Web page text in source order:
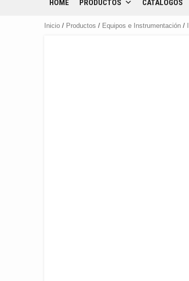
HOME PRODUCTOS CATÁLOGOS
Inicio / Productos / Equipos e Instrumentación /